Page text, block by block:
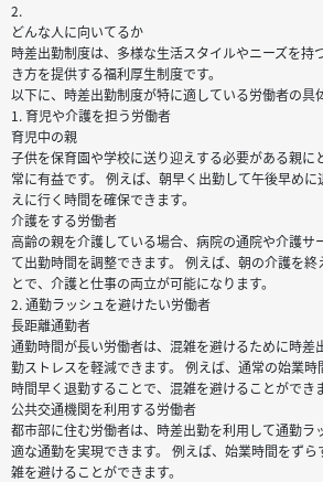
2.
どんな人に向いてるか
時差出勤制度は、多様な生活スタイルやニーズを持
き方を提供する福利厚生制度です。
以下に、時差出勤制度が特に適している労働者の具
1. 育児や介護を担う労働者
育児中の親
子供を保育園や学校に送り迎えする必要がある親に
常に有益です。 例えば、朝早く出勤して午後早め
えに行く時間を確保できます。
介護をする労働者
高齢の親を介護している場合、病院の通院や介護サ
て出勤時間を調整できます。 例えば、朝の介護を終
とで、介護と仕事の両立が可能になります。
2. 通勤ラッシュを避けたい労働者
長距離通勤者
通勤時間が長い労働者は、混雑を避けるために時差
勤ストレスを軽減できます。 例えば、通常の始業時
時間早く退勤することで、混雑を避けることができま
公共交通機関を利用する労働者
都市部に住む労働者は、時差出勤を利用して通勤ラ
適な通勤を実現できます。 例えば、始業時間をず
雑を避けることができます。